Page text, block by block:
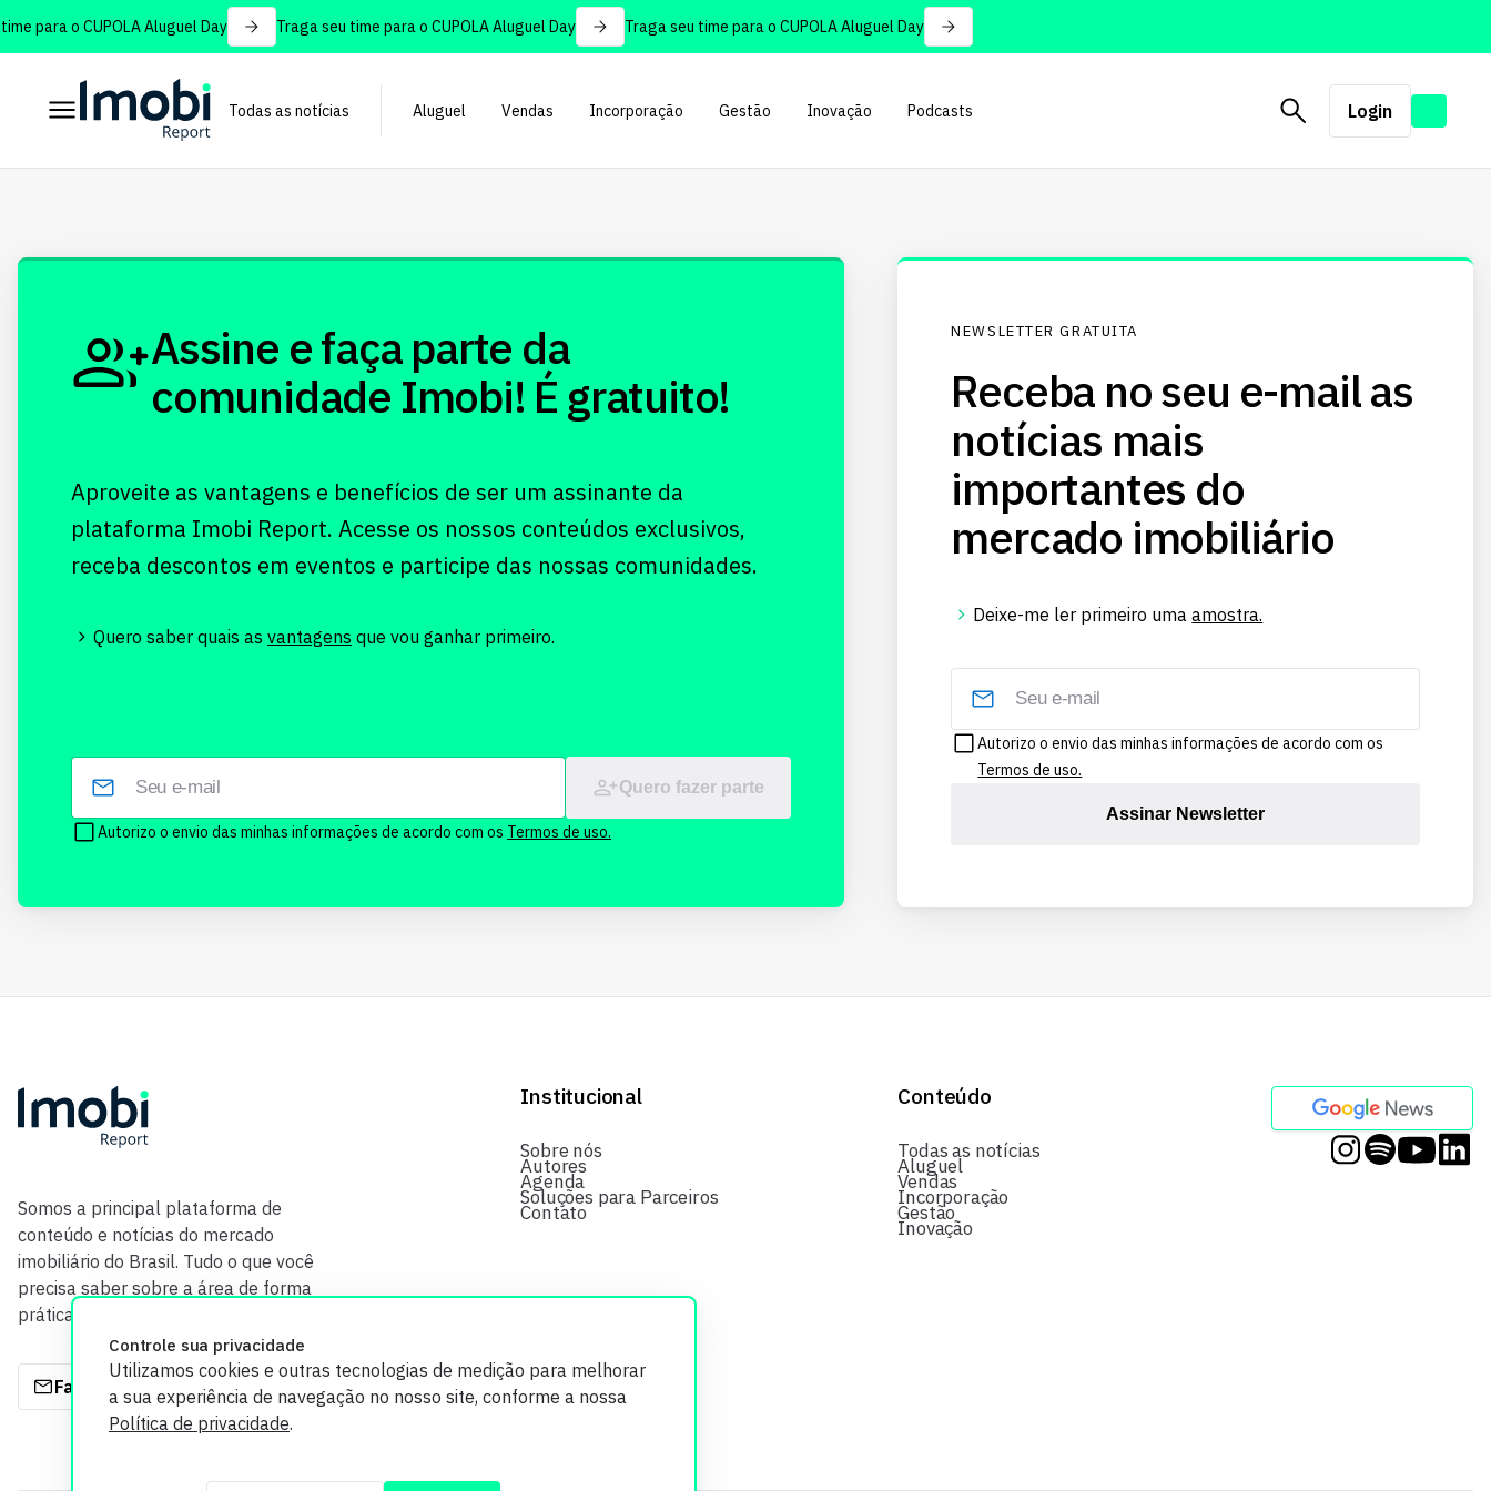
para o CUPOLA Aluguel Day Traga seu time para o CUPOLA Aluguel Day Traga seu time para o CUPOLA Aluguel Day
Todas as notícias Aluguel Vendas Incorporação Gestão Inovação Podcasts Login
Controle sua privacidade
Utilizamos cookies e outras tecnologias de medição para melhorar
a sua experiência de navegação no nosso site, conforme a nossa
Política de privacidade.
Assine e faça parte da
comunidade Imobi! É gratuito!
Aproveite as vantagens e benefícios de ser um assinante da
plataforma Imobi Report. Acesse os nossos conteúdos exclusivos,
receba descontos em eventos e participe das nossas comunidades.
Quero saber quais as vantagens que vou ganhar primeiro.
Quero fazer parte
Autorizo o envio das minhas informações de acordo com os Termos de uso.
NEWSLETTER GRATUITA
Receba no seu e-mail as
notícias mais
importantes do
mercado imobiliário
Deixe-me ler primeiro umaamostra.
Autorizo o envio das minhas informações de acordo com os
Termos de uso.
Assinar Newsletter
Somos a principal plataforma de
conteúdo e notícias do mercado
imobiliário do Brasil. Tudo o que você
precisa saber sobre a área de forma
prática e com credibilidade.
Fale com a gente
Institucional
Sobre nós
Autores
Agenda
Soluções para Parceiros
Contato
Conteúdo
Todas as notícias
Aluguel
Vendas
Incorporação
Gestão
Inovação